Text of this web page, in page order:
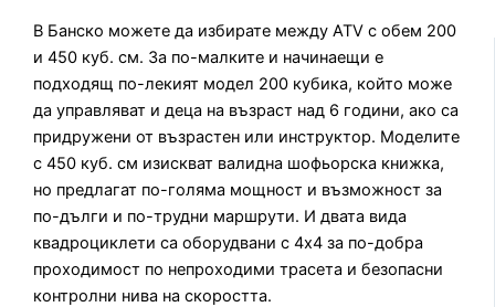
В Банско можете да избирате между ATV с обем 200
и 450 куб. см. За по-малките и начинаещи е
подходящ по-лекият модел 200 кубика, който може
да управляват и деца на възраст над 6 години, ако са
придружени от възрастен или инструктор. Моделите
с 450 куб. см изискват валидна шофьорска книжка,
но предлагат по-голяма мощност и възможност за
по-дълги и по-трудни маршрути. И двата вида
квадроциклети са оборудвани с 4х4 за по-добра
проходимост по непроходими трасета и безопасни
контролни нива на скоростта.